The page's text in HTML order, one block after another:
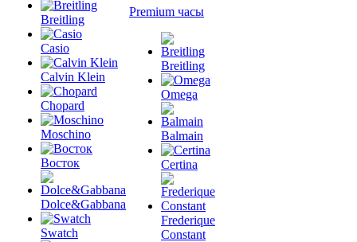
Breitling
Casio
Calvin Klein
Chopard
Moschino
Восток
Dolce&Gabbana
Swatch
Premium часы
Breitling
Omega
Balmain
Certina
Frederique
Constant